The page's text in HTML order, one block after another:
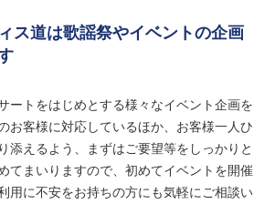
ス道は歌謡祭やイベントの企画
ートをはじめとする様々なイベント企画を
お客様に対応しているほか、お客様一人ひ
添えるよう、まずはご要望等をしっかりと
てまいりますので、初めてイベントを開催
用に不安をお持ちの方にも気軽にご相談い